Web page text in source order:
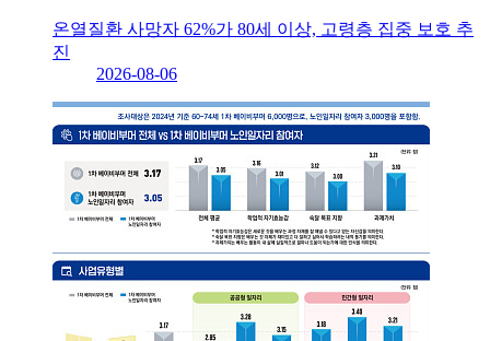
온열질환 사망자 62%가 80세 이상, 고령층 집중 보호 추
진
2026-08-06